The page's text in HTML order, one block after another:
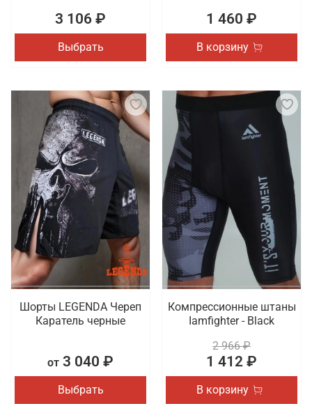
3 106 ₽
Выбрать
1 460 ₽
В корзину
Шорты LEGENDA Череп
Каратель черные
от 3 040 ₽
Выбрать
Компрессионные штаны
Iamfighter - Black
2 966 ₽
1 412 ₽
В корзину